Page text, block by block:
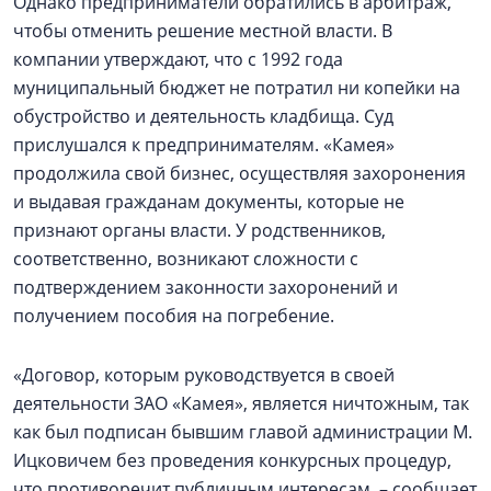
чтобы отменить решение местной власти. В
компании утверждают, что с 1992 года
муниципальный бюджет не потратил ни копейки на
обустройство и деятельность кладбища. Суд
прислушался к предпринимателям. «Камея»
продолжила свой бизнес, осуществляя захоронения
и выдавая гражданам документы, которые не
признают органы власти. У родственников,
соответственно, возникают сложности с
подтверждением законности захоронений и
получением пособия на погребение.
«Договор, которым руководствуется в своей
деятельности ЗАО «Камея», является ничтожным, так
как был подписан бывшим главой администрации М.
Ицковичем без проведения конкурсных процедур,